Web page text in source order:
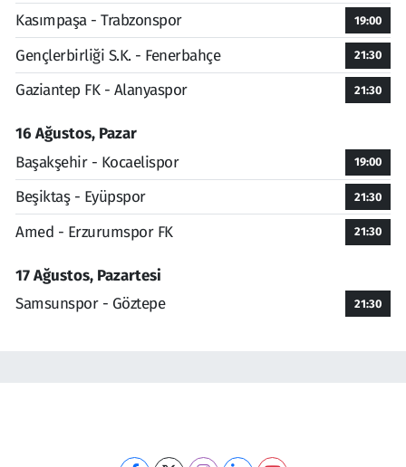
Kasımpaşa - Trabzonspor 19:00
Gençlerbirliği S.K. - Fenerbahçe 21:30
Gaziantep FK - Alanyaspor 21:30
16 Ağustos, Pazar
Başakşehir - Kocaelispor
19:00
Beşiktaş - Eyüpspor 21:30
Amed - Erzurumspor FK 21:30
17 Ağustos, Pazartesi
Samsunspor - Göztepe
21:30